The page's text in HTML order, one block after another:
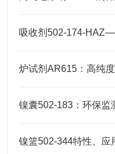
镍囊502-183：环保监
镍篮502-344特性、应